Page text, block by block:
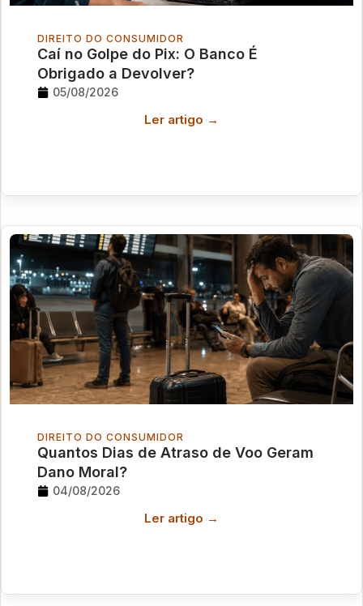
DIREITO DO CONSUMIDOR
Caí no Golpe do Pix: O Banco É
Obrigado a Devolver?
05/08/2026
Ler artigo →
DIREITO DO CONSUMIDOR
Quantos Dias de Atraso de Voo Geram
Dano Moral?
04/08/2026
Ler artigo →